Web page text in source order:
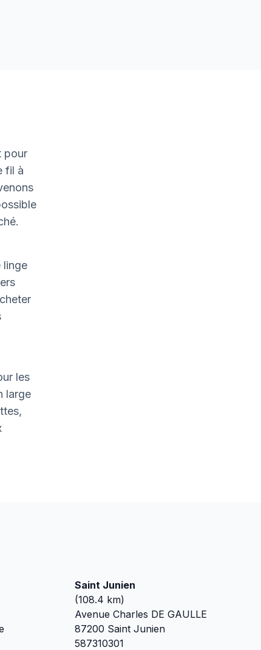
pour
fil à
linge
les
large
Saint Junien
(108.4 km)
Avenue Charles DE GAULLE
87200 Saint Junien
587310301